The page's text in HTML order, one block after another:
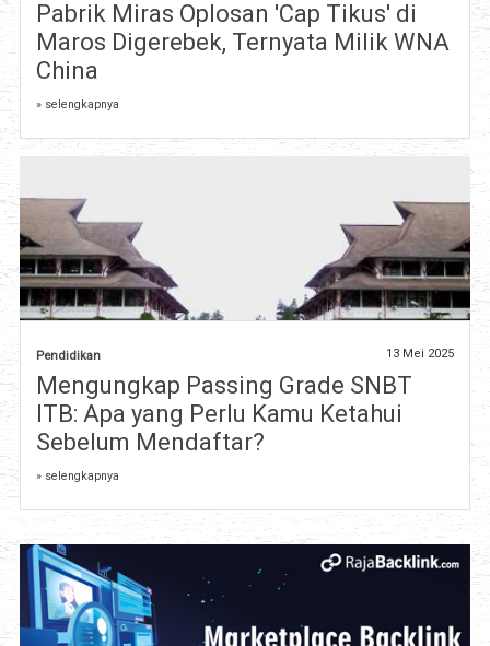
Pabrik Miras Oplosan 'Cap Tikus' di
Maros Digerebek, Ternyata Milik WNA
China
» selengkapnya
Pendidikan 13 Mei 2025
Mengungkap Passing Grade SNBT
ITB: Apa yang Perlu Kamu Ketahui
Sebelum Mendaftar?
» selengkapnya